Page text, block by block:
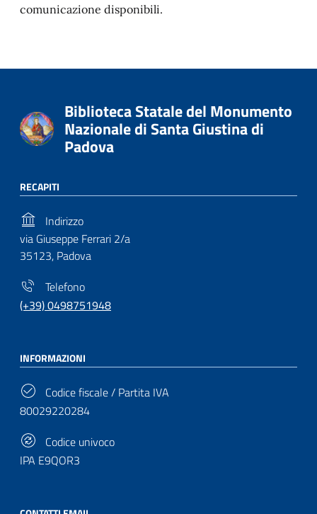
comunicazione disponibili.
Biblioteca Statale del Monumento
Nazionale di Santa Giustina di
Padova
RECAPITI
Indirizzo
via Giuseppe Ferrari 2/a
35123, Padova
Telefono
(+39) 0498751948
INFORMAZIONI
Codice fiscale / Partita IVA
80029220284
Codice univoco
IPA E9QOR3